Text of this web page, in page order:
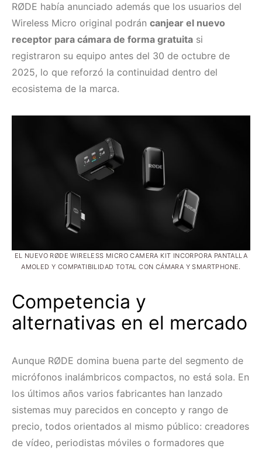
RØDE había anunciado además que los usuarios del
Wireless Micro original podrán canjear el nuevo
receptor para cámara de forma gratuita si
registraron su equipo antes del 30 de octubre de
2025, lo que reforzó la continuidad dentro del
ecosistema de la marca.
EL NUEVO RØDE WIRELESS MICRO CAMERA KIT INCORPORA PANTALLA
AMOLED Y COMPATIBILIDAD TOTAL CON CÁMARA Y SMARTPHONE.
Competencia y
alternativas en el mercado
Aunque RØDE domina buena parte del segmento de
micrófonos inalámbricos compactos, no está sola. En
los últimos años varios fabricantes han lanzado
sistemas muy parecidos en concepto y rango de
precio, todos orientados al mismo público: creadores
de vídeo, periodistas móviles o formadores que